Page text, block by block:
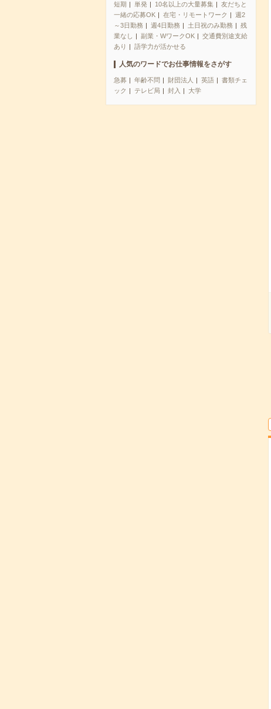
短期 単発 10名以上の大量募集
友だちと
一緒の応募OK
在宅・リモートワーク
週2
～3日勤務
週4日勤務 土日祝のみ勤務
残
業なし
副業・WワークOK
交通費別途支給
あり
語学力が活かせる
人気のワードでお仕事情報をさがす
急募 年齢不問 財団法人 英語
書類チェ
ック
テレビ局 封入 大学